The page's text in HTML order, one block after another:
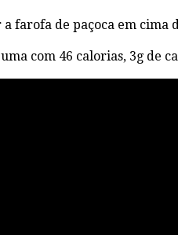
farofa de paçoca em cima
uma com 46 calorias, 3g